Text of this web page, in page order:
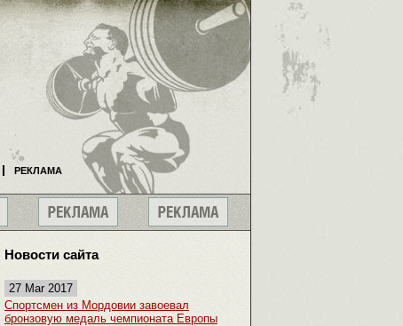
Новости сайта
27 Mar 2017
Спортсмен из Мордовии завоевал
бронзовую медаль чемпионата Европы
РЕКЛАМА